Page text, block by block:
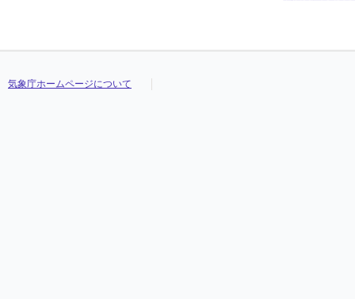
気象庁ホームページについて